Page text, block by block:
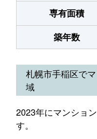
専有面積
築年数
札幌市手稲区で
域
2023年にマンショ
す。